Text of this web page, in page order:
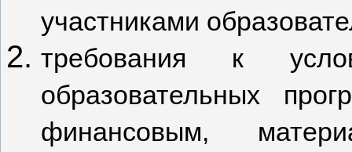
участниками
требования к
образовательных
финансовым,